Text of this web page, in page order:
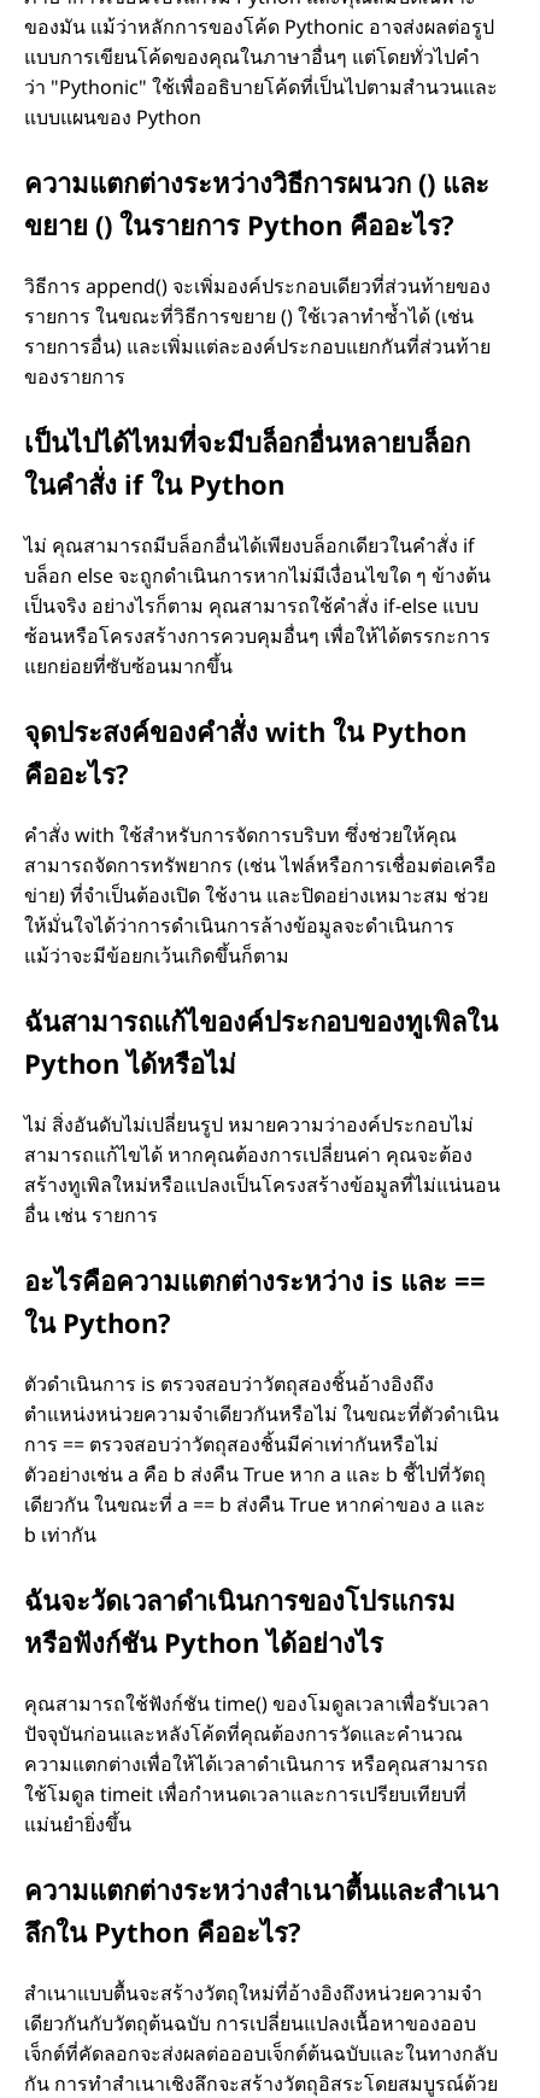
ของมัน แม้ว่าหลักการของโค้ด Pythonic อาจส่งผลต่อรูป
แบบการเขียนโค้ดของคุณในภาษาอื่นๆ แต่โดยทั่วไปคำ
ว่า "Pythonic" ใช้เพื่ออธิบายโค้ดที่เป็นไปตามสำนวนและ
แบบแผนของ Python
ความแตกต่างระหว่างวิธีการผนวก () และ
ขยาย () ในรายการ Python คืออะไร?
วิธีการ append() จะเพิ่มองค์ประกอบเดียวที่ส่วนท้ายของ
รายการ ในขณะที่วิธีการขยาย () ใช้เวลาทำซ้ำได้ (เช่น
รายการอื่น) และเพิ่มแต่ละองค์ประกอบแยกกันที่ส่วนท้าย
ของรายการ
เป็นไปได้ไหมที่จะมีบล็อกอื่นหลายบล็อก
ในคำสั่ง if ใน Python
ไม่ คุณสามารถมีบล็อกอื่นได้เพียงบล็อกเดียวในคำสั่ง if
บล็อก else จะถูกดำเนินการหากไม่มีเงื่อนไขใด ๆ ข้างต้น
เป็นจริง อย่างไรก็ตาม คุณสามารถใช้คำสั่ง if-else แบบ
ซ้อนหรือโครงสร้างการควบคุมอื่นๆ เพื่อให้ได้ตรรกะการ
แยกย่อยที่ซับซ้อนมากขึ้น
จุดประสงค์ของคำสั่ง with ใน Python
คืออะไร?
คำสั่ง with ใช้สำหรับการจัดการบริบท ซึ่งช่วยให้คุณ
สามารถจัดการทรัพยากร (เช่น ไฟล์หรือการเชื่อมต่อเครือ
ข่าย) ที่จำเป็นต้องเปิด ใช้งาน และปิดอย่างเหมาะสม ช่วย
ให้มั่นใจได้ว่าการดำเนินการล้างข้อมูลจะดำเนินการ
แม้ว่าจะมีข้อยกเว้นเกิดขึ้นก็ตาม
ฉันสามารถแก้ไของค์ประกอบของทูเพิลใน
Python ได้หรือไม่
ไม่ สิ่งอันดับไม่เปลี่ยนรูป หมายความว่าองค์ประกอบไม่
สามารถแก้ไขได้ หากคุณต้องการเปลี่ยนค่า คุณจะต้อง
สร้างทูเพิลใหม่หรือแปลงเป็นโครงสร้างข้อมูลที่ไม่แน่นอน
อื่น เช่น รายการ
อะไรคือความแตกต่างระหว่าง is และ ==
ใน Python?
ตัวดำเนินการ is ตรวจสอบว่าวัตถุสองชิ้นอ้างอิงถึง
ตำแหน่งหน่วยความจำเดียวกันหรือไม่ ในขณะที่ตัวดำเนิน
การ == ตรวจสอบว่าวัตถุสองชิ้นมีค่าเท่ากันหรือไม่
ตัวอย่างเช่น a คือ b ส่งคืน True หาก a และ b ชี้ไปที่วัตถุ
เดียวกัน ในขณะที่ a == b ส่งคืน True หากค่าของ a และ
b เท่ากัน
ฉันจะวัดเวลาดำเนินการของโปรแกรม
หรือฟังก์ชัน Python ได้อย่างไร
คุณสามารถใช้ฟังก์ชัน time() ของโมดูลเวลาเพื่อรับเวลา
ปัจจุบันก่อนและหลังโค้ดที่คุณต้องการวัดและคำนวณ
ความแตกต่างเพื่อให้ได้เวลาดำเนินการ หรือคุณสามารถ
ใช้โมดูล timeit เพื่อกำหนดเวลาและการเปรียบเทียบที่
แม่นยำยิ่งขึ้น
ความแตกต่างระหว่างสำเนาตื้นและสำเนา
ลึกใน Python คืออะไร?
สำเนาแบบตื้นจะสร้างวัตถุใหม่ที่อ้างอิงถึงหน่วยความจำ
เดียวกันกับวัตถุต้นฉบับ การเปลี่ยนแปลงเนื้อหาของออบ
เจ็กต์ที่คัดลอกจะส่งผลต่อออบเจ็กต์ต้นฉบับและในทางกลับ
กัน การทำสำเนาเชิงลึกจะสร้างวัตถุอิสระโดยสมบูรณ์ด้วย